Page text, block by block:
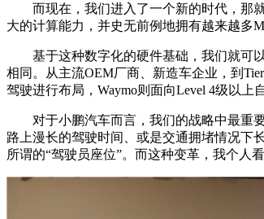
而现在，我们进入了一个新的时代，那就
大的计算能力，并史无前例地拥有越来越多
基于这种数字化的硬件基础，我们就可以
相同。从主流OEM厂商、新造车企业，到
驾驶进行布局，Waymo则面向Level 4级以上
对于小鹏汽车而言，我们的战略中最重要
路上漫长的驾驶时间、或是交通拥堵情况下
所谓的“驾驶员座位”。而这种变革，我个人